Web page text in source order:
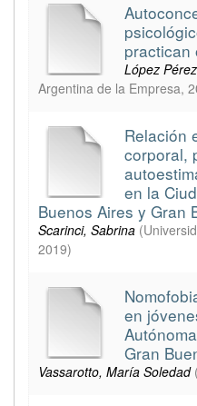
practican
López
Argentina de la Empresa,
Relación
corporal,
en la
Buenos Aires y Gran
Scarinci, Sabrina (
2019)
en
Gran
Vassarotto, María Soledad (